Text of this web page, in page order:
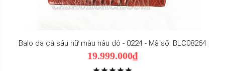
Balo da cá sấu nữ màu nâu đỏ - 0224 - Mã số: BLC08264
19.999.000₫